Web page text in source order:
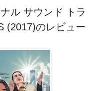
ル サウンド トラ
(2017)のレビュー